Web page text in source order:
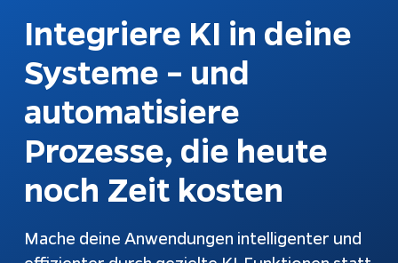
Integriere KI in deine
Systeme – und
automatisiere
Prozesse, die heute
noch Zeit kosten
Mache deine Anwendungen intelligenter und
Fokusthemen
Schnittstellen
KI-Chatbot
Chatbots
Kundenanfragen